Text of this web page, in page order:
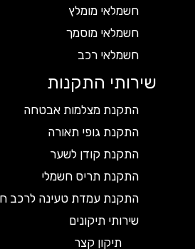
חשמלאי מומלץ
חשמלאי מוסמך
חשמלאי רכב
שירותי התקנות
התקנת מצלמות אבטחה
התקנת גופי תאורה
התקנת קודן לשער
התקנת תריס חשמלי
התקנת עמדת טעינה לרכב חשמלי
שירותי תיקונים
תיקון קצר